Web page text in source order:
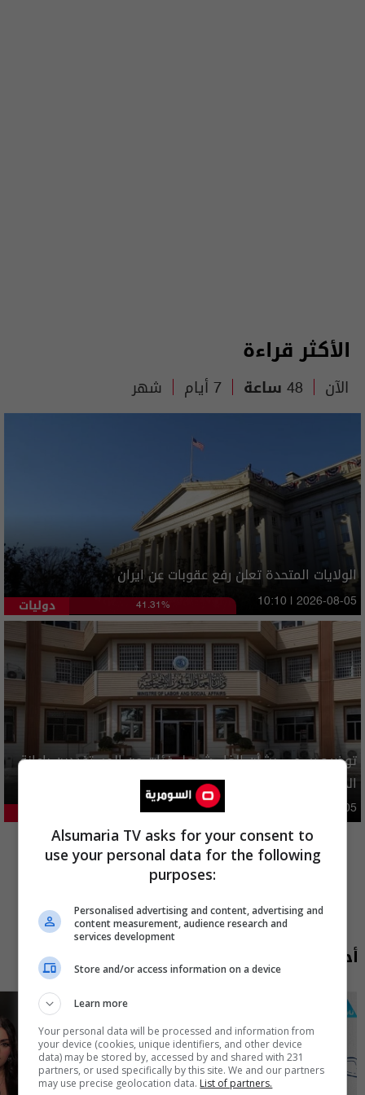
الأكثر قراءة
الآن 48 ساعة 7 أيام شهر
الولايات المتحدة تعلن رفع عقوبات عن ايران
دوليات 41.31% 10:10 | 2026-08-05
توضيح رسمي بشأن إلغاء شمول فئات من المستفيدين بإعانة
الحماية الاجتماعية
21.23% 05:43 | 2026-08-05
المزيد
أحدث الحلقات
Alsumaria TV asks for your consent to
use your personal data for the following
purposes:
Personalised advertising and content, advertising and
content measurement, audience research and
services development
Store and/or access information on a device
Learn more
Your personal data will be processed and information from
your device (cookies, unique identifiers, and other device
data) may be stored by, accessed by and shared with 231
partners, or used specifically by this site. We and our partners
may use precise geolocation data. List of partners.